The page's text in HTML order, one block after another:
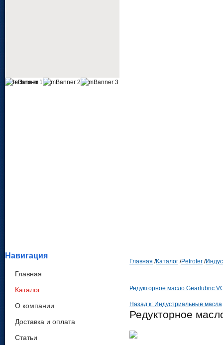
Навигация
Главная
Каталог
О компании
Доставка и оплата
Статьи
Главная /Каталог /Petrofer /
Редукторное масло Gearlubric
Назад к: Индустриальные масла
Редукторное